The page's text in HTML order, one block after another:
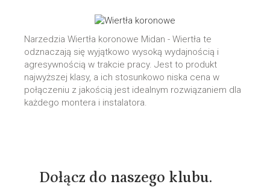
Narzedzia Wiertła koronowe Midan - Wiertła te
odznaczają się wyjątkowo wysoką wydajnością i
agresywnością w trakcie pracy. Jest to produkt
najwyższej klasy, a ich stosunkowo niska cena w
połączeniu z jakością jest idealnym rozwiązaniem dla
każdego montera i instalatora.
Dołącz do naszego klubu.